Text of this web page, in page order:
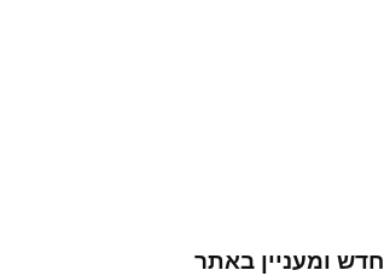
חדש ומעניין באתר